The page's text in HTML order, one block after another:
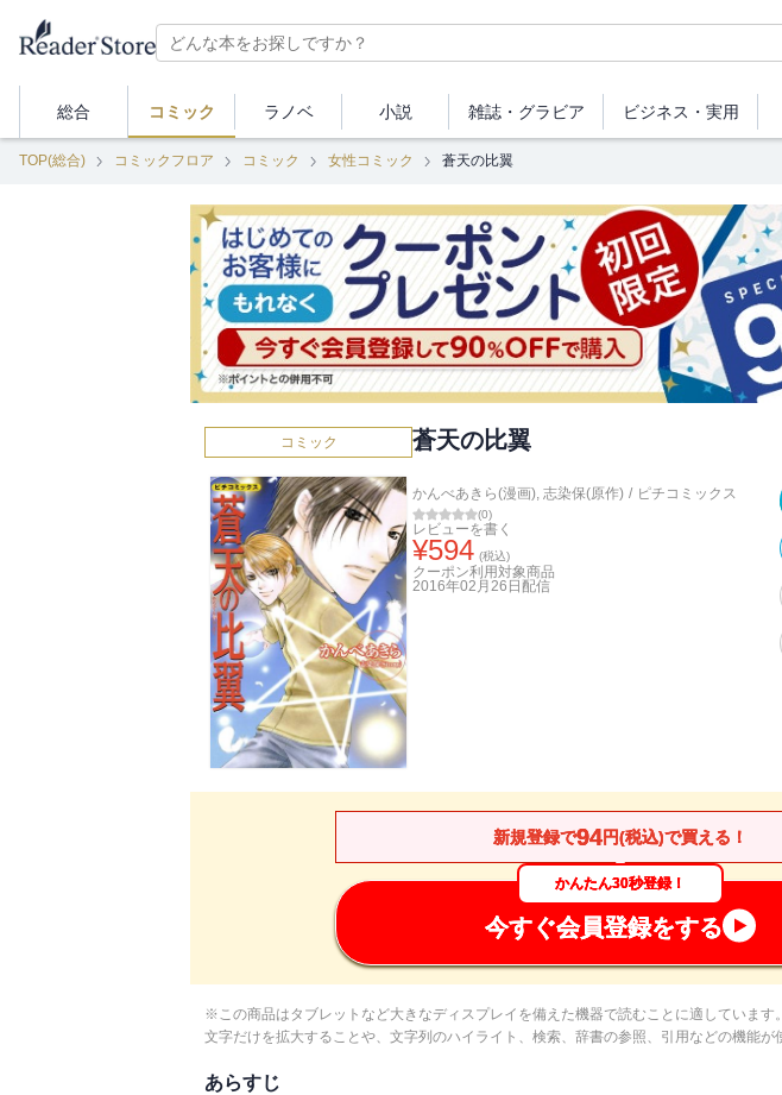
総合 コミック ラノベ 小説 雑誌・ グラビア ビジネス ・実用
TOP(総合) コミックフロア コミック 女性コミック 蒼天の比翼
コミック 蒼天の比翼
かんべあきら(漫画), 志染保(原作) / ピチコミックス
(0)
レビューを書く
¥594 (税込)
クーポン利用対象商品
2016年02月26日 配信
新規登録で94円(税込)で買える！
かんたん30秒登録！
今すぐ会員登録をする
※この商品はタブレットなど大きなディスプレイを備えた機器で読むことに適しています。
文字だけを拡大することや、文字列のハイライト、検索、辞書の参照、引用などの機能が
あらすじ